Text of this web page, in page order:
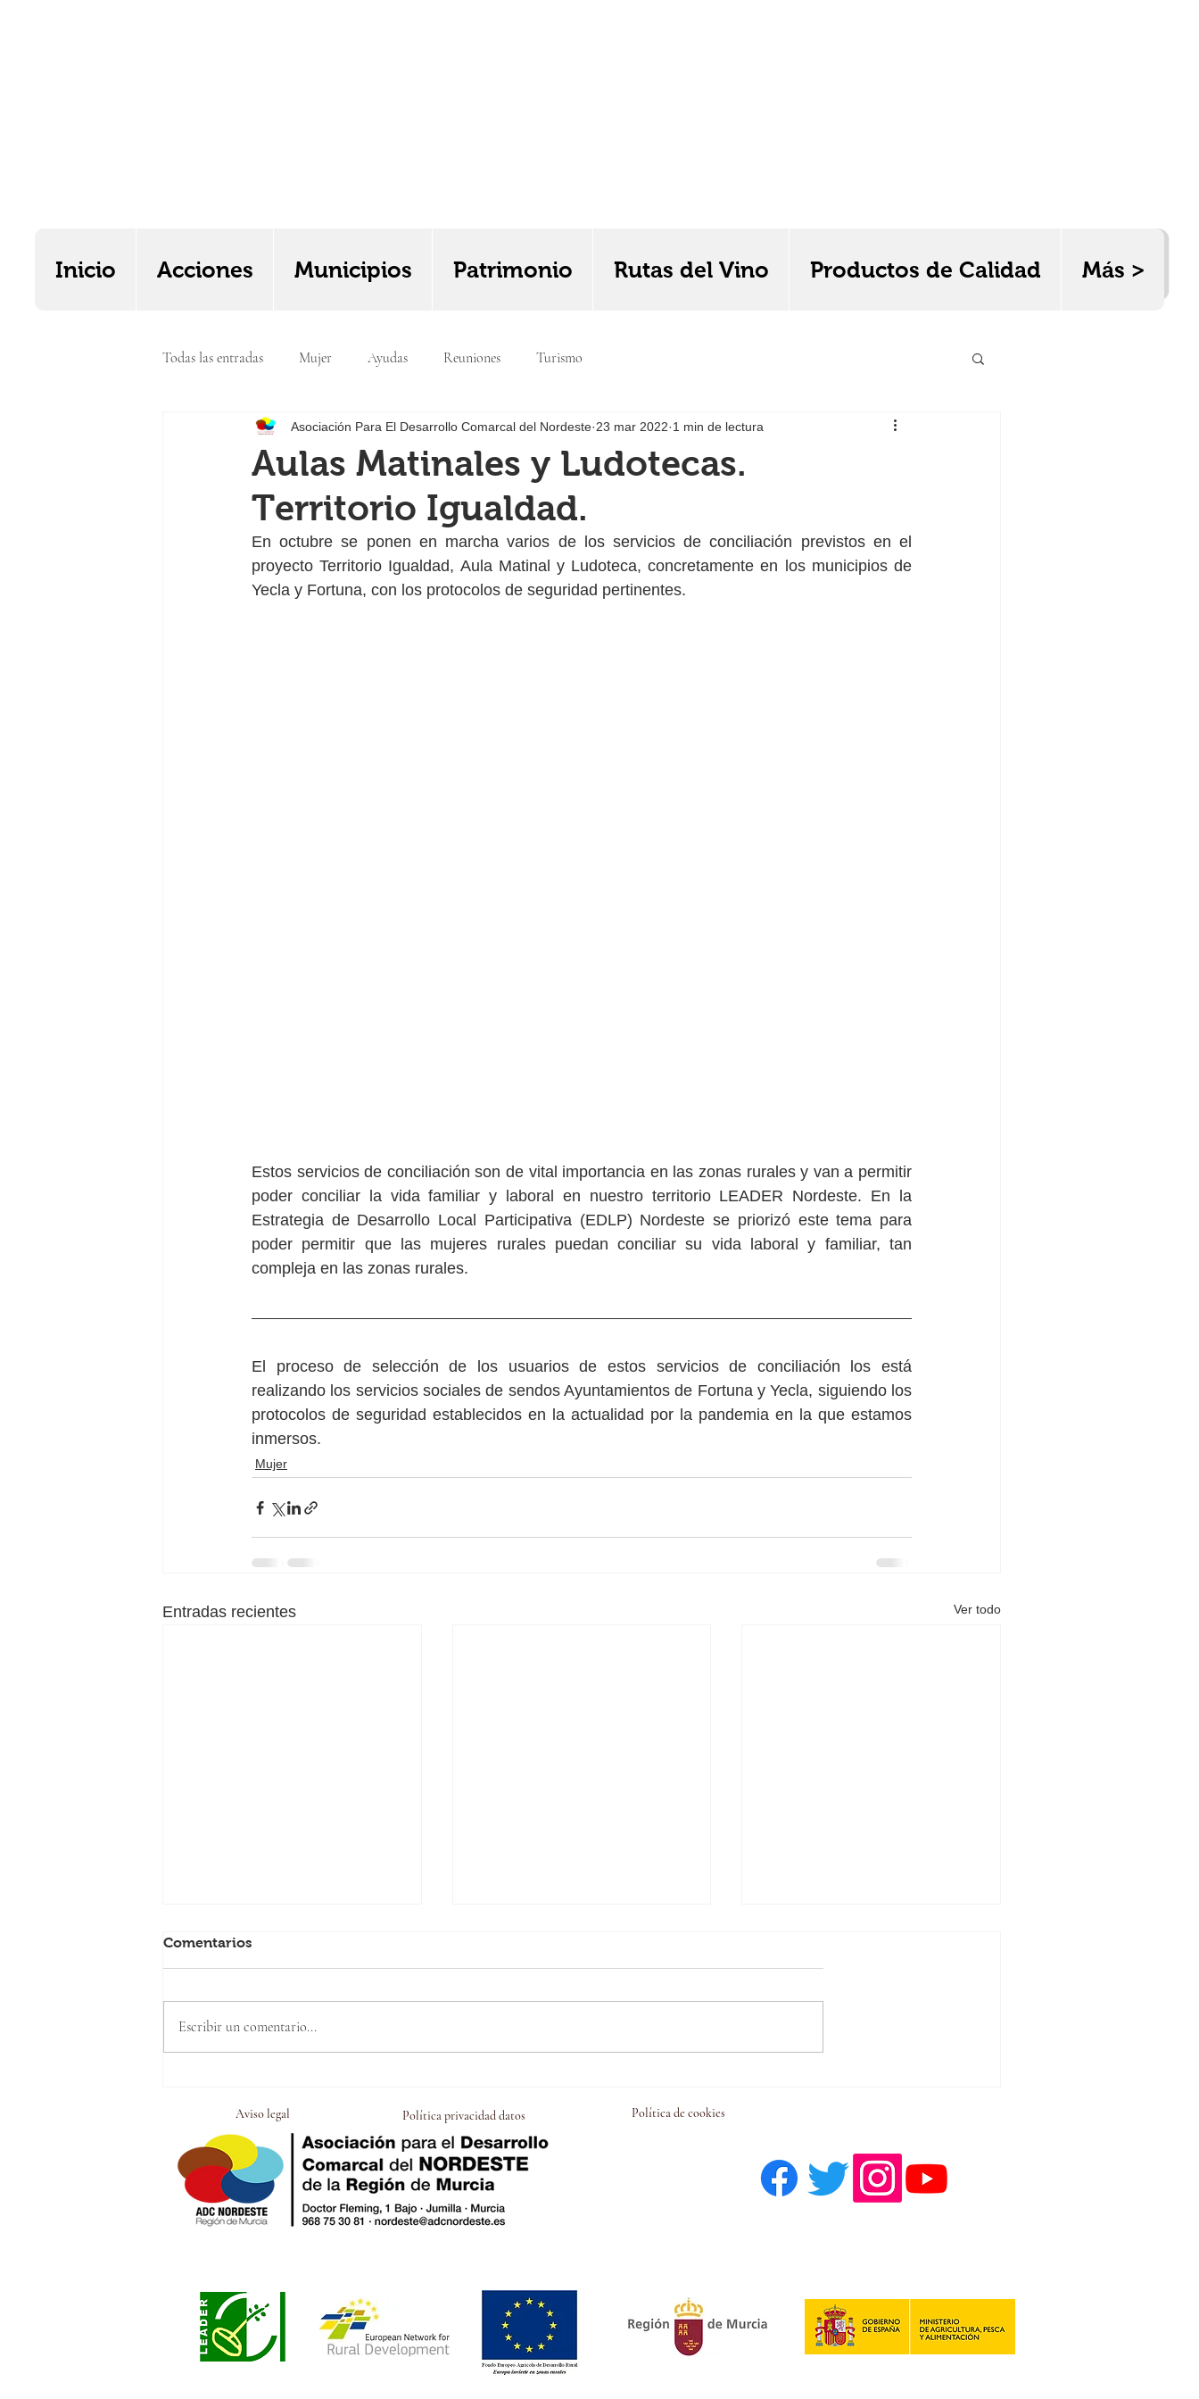
Inicio Acciones Municipios Patrimonio Rutas del Vino Productos de Calidad Más >
Todas las entradas Mujer Ayudas Reuniones Turismo
Aulas Matinales y Ludotecas.
Territorio Igualdad.
Asociación Para El Desarrollo Comarcal del Nordeste 23 mar 2022 1 min de lectura
En octubre se ponen en marcha varios de los servicios de conciliación previstos en el
proyecto Territorio Igualdad, Aula Matinal y Ludoteca, concretamente en los municipios de
Yecla y Fortuna, con los protocolos de seguridad pertinentes.
Estos servicios de conciliación son de vital importancia en las zonas rurales y van a permitir
poder conciliar la vida familiar y laboral en nuestro territorio LEADER Nordeste. En la
Estrategia de Desarrollo Local Participativa (EDLP) Nordeste se priorizó este tema para
poder permitir que las mujeres rurales puedan conciliar su vida laboral y familiar, tan
compleja en las zonas rurales.
El proceso de selección de los usuarios de estos servicios de conciliación los está
realizando los servicios sociales de sendos Ayuntamientos de Fortuna y Yecla, siguiendo los
protocolos de seguridad establecidos en la actualidad por la pandemia en la que estamos
inmersos.
Mujer
Entradas recientes Ver todo
Comentarios
Escribir un comentario...
Aviso legal Política privacidad datos Política de cookies